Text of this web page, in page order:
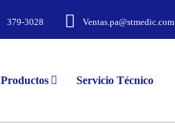
379-3028 Ventas.pa@stmedic.com
Productos Servicio Técnico